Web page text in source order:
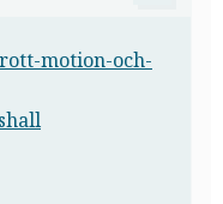
motion-och-